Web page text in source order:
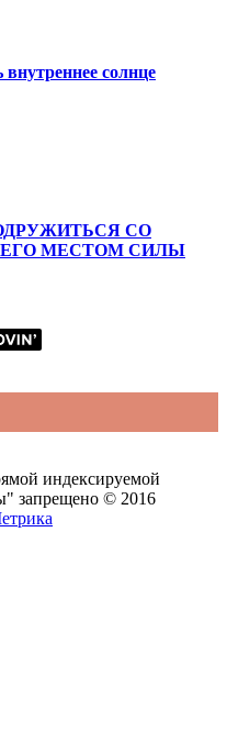
солнце
СО
МЕСТОМ СИЛЫ
индексируемой
запрещено © 2016